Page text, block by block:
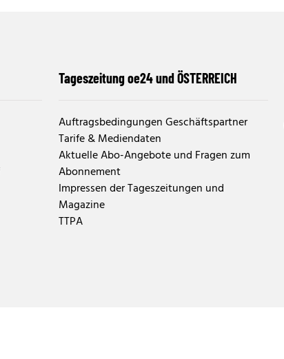
Tageszeitung oe24 und ÖSTERREICH
Auftragsbedingungen Geschäftspartner
Tarife & Mediendaten
Aktuelle Abo-Angebote und Fragen zum
Abonnement
Impressen der Tageszeitungen und
Magazine
TTPA